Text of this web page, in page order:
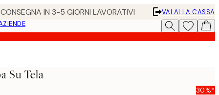
IN 3-5 GIORNI LAVORATIVI
VAI ALLA CASSA
Su Tela
30%*